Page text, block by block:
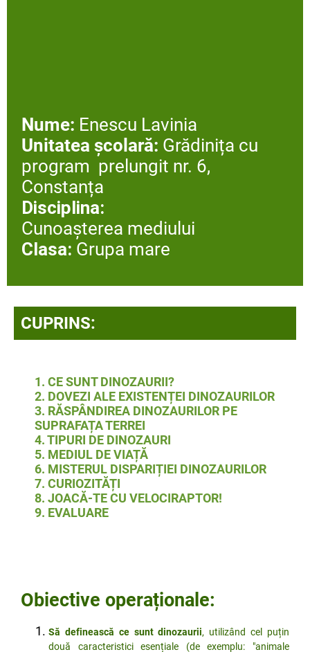
Nume: Enescu Lavinia
Unitatea școlară: Grădinița cu
program prelungit nr. 6,
Constanța
Disciplina:
Cunoașterea mediului
Clasa: Grupa mare
CUPRINS:
1. CE SUNT DINOZAURII?
2. DOVEZI ALE EXISTENȚEI DINOZAURILOR
3. RĂSPÂNDIREA DINOZAURILOR PE
SUPRAFAȚA TERREI
4. TIPURI DE DINOZAURI
5. MEDIUL DE VIAȚĂ
6. MISTERUL DISPARIȚIEI DINOZAURILOR
7. CURIOZITĂȚI
8. JOACĂ-TE CU VELOCIRAPTOR!
9. EVALUARE
Obiective operaționale:
Să definească ce sunt dinozaurii, utilizând cel puțin
două caracteristici esențiale (de exemplu: "animale